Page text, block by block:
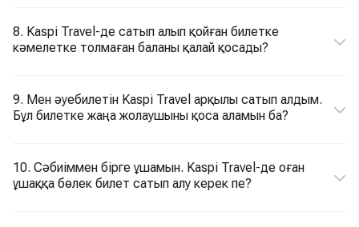
8. Kaspi Travel-де сатып алып қойған билетке
кәмелетке толмаған баланы қалай қосады?
9. Мен әуебилетін Kaspi Travel арқылы сатып алдым.
Бұл билетке жаңа жолаушыны қоса аламын ба?
10. Сәбиіммен бірге ұшамын. Kaspi Travel-де оған
ұшаққа бөлек билет сатып алу керек пе?